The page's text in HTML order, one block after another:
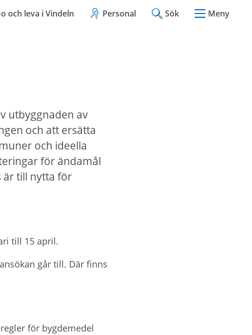
och leva i Vindeln Personal Sök Meny
utbyggnaden av
och att ersätta
och ideella
för ändamål
är till nytta för
till 15 april.
går till. Där finns
för bygdemedel